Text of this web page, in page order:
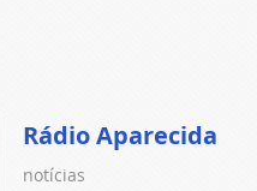
Rádio Aparecida
notícias